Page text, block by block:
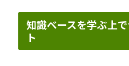
知識ベースを学ぶ上
ト